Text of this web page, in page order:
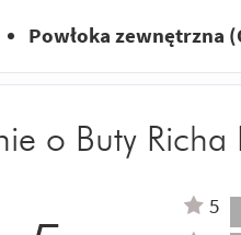
Powłoka zewnętrzna
o Buty Richa
5